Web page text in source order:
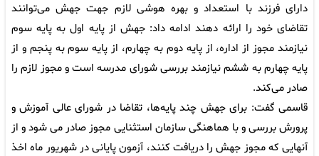
دارای فرزند با استعداد و بهره هوشی لازم جهت جهش می‌توانند
تقاضای خود را ارائه دهند ادامه داد: جهش از پایه اول به پایه سوم
نیازمند مجوز از اداره، از پایه دوم به چهارم، از پایه سوم به پنجم و از
پایه چهارم به ششم نیازمند بررسی شورای مدرسه است و مجوز لازم را
صادر می‌کند.
قاسمی گفت: برای جهش چند پایه‌ها، تقاضا در شورای عالی آموزش و
پرورش بررسی و با هماهنگی سازمان استثنایی مجوز صادر می شود و از
آنهایی که مجوز جهش را دریافت کنند، آزمون پایانی در شهریور ماه اخذ